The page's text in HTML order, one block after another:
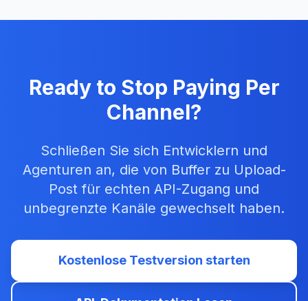
Ready to Stop Paying Per
Channel?
Schließen Sie sich Entwicklern und
Agenturen an, die von Buffer zu Upload-
Post für echten API-Zugang und
unbegrenzte Kanäle gewechselt haben.
Kostenlose Testversion starten